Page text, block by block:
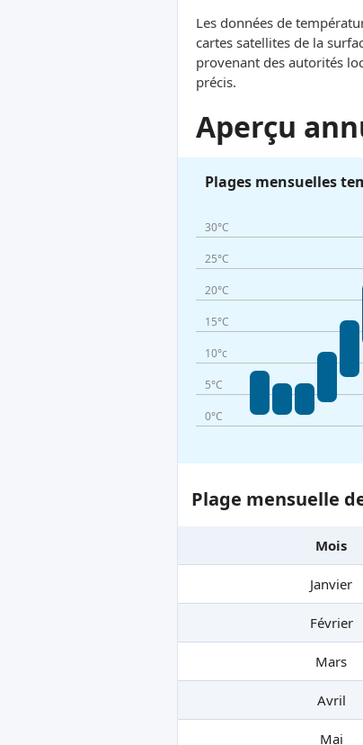
Les données de
cartes satellites de la
provenant des autorités
précis.
Aperçu
Plages mensuelles
30°C
25°C
20°C
15°C
10°c
5°C
0°C
Plage mensuelle
Mois
Janvier
Février
Mars
Avril
Mai